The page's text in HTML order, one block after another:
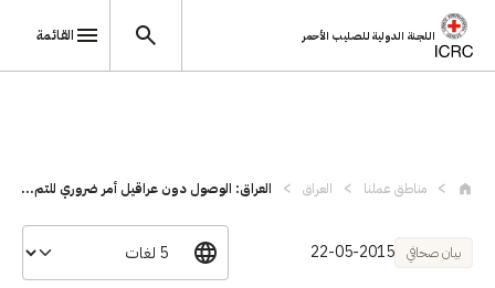
اللجنة الدولية للصليب الأحمر القائمة
مناطق عملنا العراق العراق: الوصول دون عراقيل أمر ضروري للتم...
بيان صحافي 22-05-2015